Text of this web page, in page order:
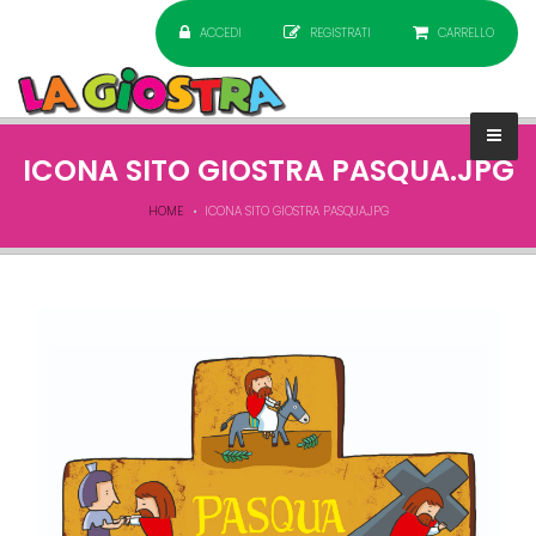
ACCEDI REGISTRATI CARRELLO
ICONA SITO GIOSTRA PASQUA.JPG
HOME ICONA SITO GIOSTRA PASQUA.JPG